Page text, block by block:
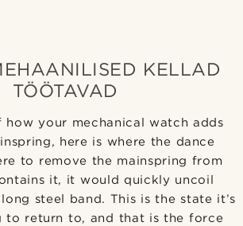
KELLAD
TÖÖTAVAD
how your mechanical watch adds
here is where the dance
to remove the mainspring from
it, it would quickly uncoil
steel band. This is the state it’s
to return to, and that is the force